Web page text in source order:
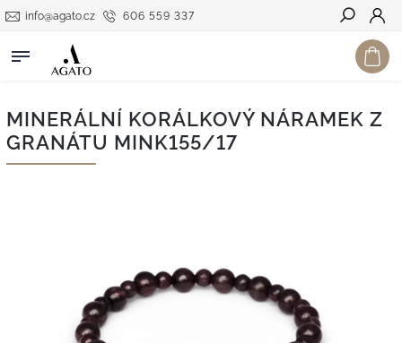
606 559 337
info@agato.cz
Hledat
MINERÁLNÍ KORÁLKOVÝ NÁRAMEK Z
GRANÁTU MINK155/17